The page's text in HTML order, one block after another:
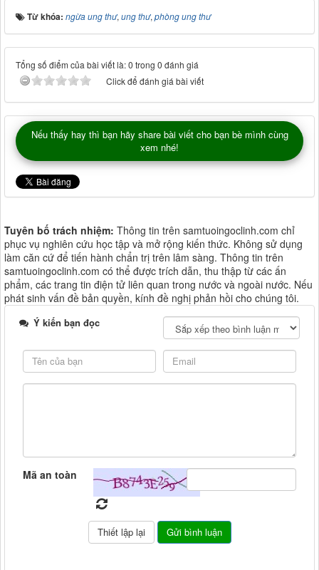
Từ khóa: ngừa ung thư, ung thư, phòng ung thư
Tổng số điểm của bài viết là: 0 trong 0 đánh giá
Click để đánh giá bài viết
Nếu thấy hay thì bạn hãy share bài viết cho bạn bè mình cùng
xem nhé!
Tuyên bố trách nhiệm: Thông tin trên samtuoingoclinh.com chỉ
phục vụ nghiên cứu học tập và mở rộng kiến thức. Không sử dụng
làm căn cứ để tiến hành chẩn trị trên lâm sàng. Thông tin trên
samtuoingoclinh.com có thể được trích dẫn, thu thập từ các ấn
phẩm, các trang tin điện tử liên quan trong nước và ngoài nước. Nếu
phát sinh vấn đề bản quyền, kính đề nghị phản hồi cho chúng tôi.
Ý kiến bạn đọc
Mã an toàn